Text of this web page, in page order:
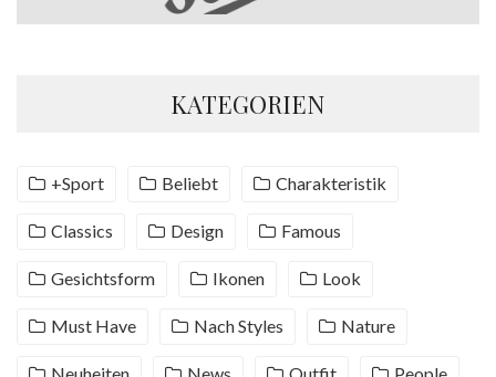
KATEGORIEN
+Sport Beliebt Charakteristik
Classics Design Famous
Gesichtsform Ikonen Look
Must Have Nach Styles Nature